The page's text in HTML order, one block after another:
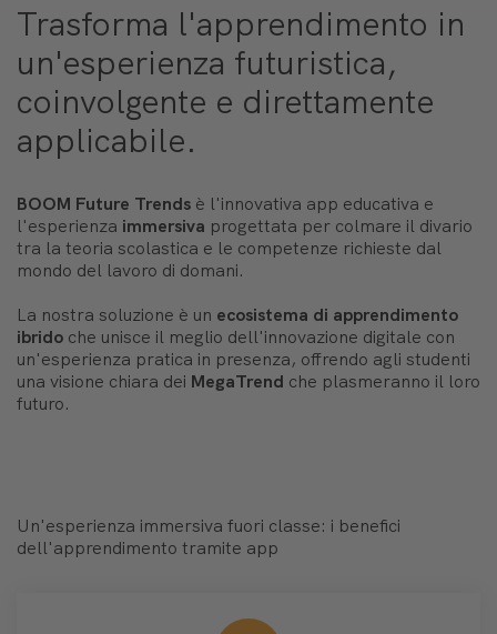
Trasforma l'apprendimento in
un'esperienza futuristica,
coinvolgente e direttamente
applicabile.
BOOM Future Trends è l'innovativa app educativa e
l'esperienza immersiva progettata per colmare il divario
tra la teoria scolastica e le competenze richieste dal
mondo del lavoro di domani.
La nostra soluzione è un ecosistema di apprendimento
ibrido che unisce il meglio dell'innovazione digitale con
un'esperienza pratica in presenza, offrendo agli studenti
una visione chiara dei MegaTrend che plasmeranno il loro
futuro.
Un'esperienza immersiva fuori classe: i benefici
dell'apprendimento tramite app